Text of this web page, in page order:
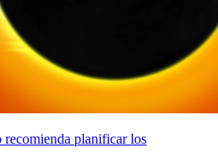
planificar los